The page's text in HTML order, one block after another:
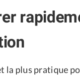
la plus pratique